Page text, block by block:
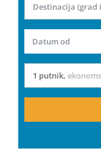
Destinacija
Datum od
1 putnik,